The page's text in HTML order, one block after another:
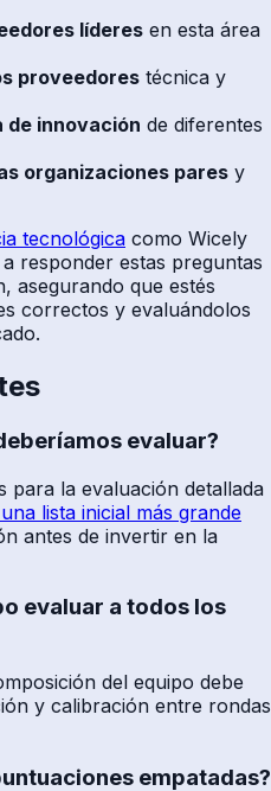
líderes en esta área
proveedores técnica y
de innovación de diferentes
organizaciones pares y
tecnológica como Wicely
responder estas preguntas
asegurando que estés
correctos y evaluándolos
evaluar?
para la evaluación detallada
lista inicial más grande
antes de invertir en la
evaluar a todos los
del equipo debe
y calibración entre rondas
empatadas?